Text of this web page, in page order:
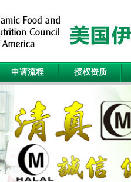
申请流程 授权资质